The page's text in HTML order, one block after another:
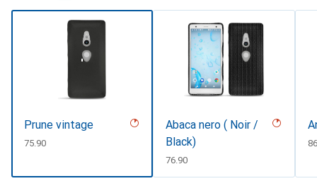
Prune vintage
CHF
75.90
Abaca nero ( Noir /
Black)
CHF
76.90